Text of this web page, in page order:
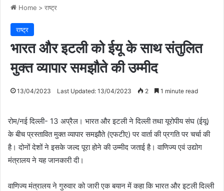
Home > राष्ट्र
राष्ट्र
भारत और इटली को ईयू के साथ संतुलित
मुक्त व्यापार समझौते की उम्मीद
13/04/2023 Last Updated: 13/04/2023 2 1 minute read
रोम/नई दिल्ली- 13 अप्रैल। भारत और इटली ने दिल्ली तथा यूरोपीय संघ (ईयू)
के बीच प्रस्तावित मुक्त व्यापार समझौते (एफटीए) पर वार्ता की प्रगति पर चर्चा की
है। दोनों देशों ने इसके जल्द पूरा होने की उम्मीद जताई है। वाणिज्य एवं उद्योग
मंत्रालय ने यह जानकारी दी।
वाणिज्य मंत्रालय ने गुरुवार को जारी एक बयान में कहा कि भारत और इटली दिल्ली